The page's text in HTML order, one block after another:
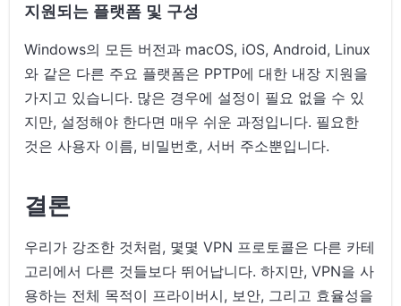
지원되는 플랫폼 및 구성
Windows의 모든 버전과 macOS, iOS, Android, Linux
와 같은 다른 주요 플랫폼은 PPTP에 대한 내장 지원을
가지고 있습니다. 많은 경우에 설정이 필요 없을 수 있
지만, 설정해야 한다면 매우 쉬운 과정입니다. 필요한
것은 사용자 이름, 비밀번호, 서버 주소뿐입니다.
결론
우리가 강조한 것처럼, 몇몇 VPN 프로토콜은 다른 카테
고리에서 다른 것들보다 뛰어납니다. 하지만, VPN을 사
용하는 전체 목적이 프라이버시, 보안, 그리고 효율성을